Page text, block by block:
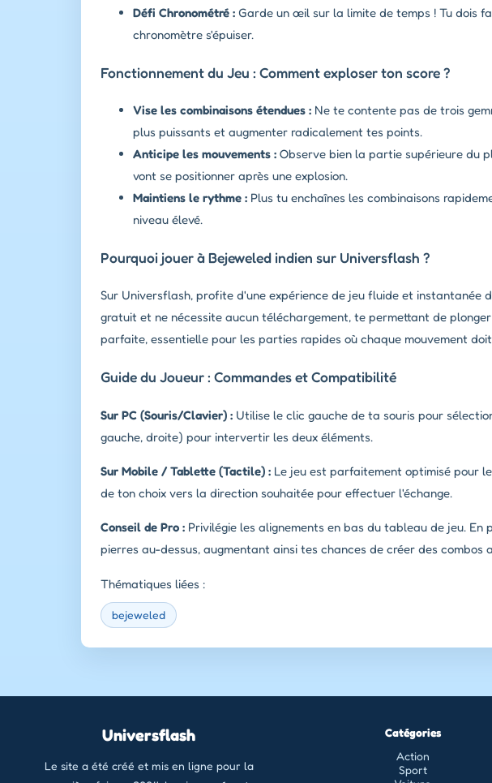
Défi Chronométré : Garde un œil sur la limite de temps ! Tu dois
chronomètre s'épuiser.
Fonctionnement du Jeu : Comment exploser ton score ?
Vise les combinaisons étendues : Ne te contente pas de trois
plus puissants et augmenter radicalement tes points.
Anticipe les mouvements : Observe bien la partie supérieure du
vont se positionner après une explosion.
Maintiens le rythme : Plus tu enchaînes les combinaisons
niveau élevé.
Pourquoi jouer à Bejeweled indien sur Universflash ?
Sur Universflash, profite d'une expérience de jeu fluide et
gratuit et ne nécessite aucun téléchargement, te permettant de
parfaite, essentielle pour les parties rapides où chaque mouvement
Guide du Joueur : Commandes et Compatibilité
Sur PC (Souris/Clavier) : Utilise le clic gauche de ta souris pour
gauche, droite) pour intervertir les deux éléments.
Sur Mobile / Tablette (Tactile) : Le jeu est parfaitement optimisé pour
de ton choix vers la direction souhaitée pour effectuer l'échange.
Conseil de Pro : Privilégie les alignements en bas du tableau de jeu.
pierres au-dessus, augmentant ainsi tes chances de créer des
Thématiques liées :
bejeweled
Universflash
Le site a été créé et mis en ligne pour la
Catégories
Action
Sport